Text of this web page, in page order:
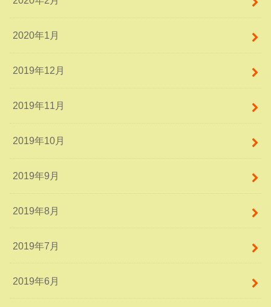
2020年1月
2019年12月
2019年11月
2019年10月
2019年9月
2019年8月
2019年7月
2019年6月